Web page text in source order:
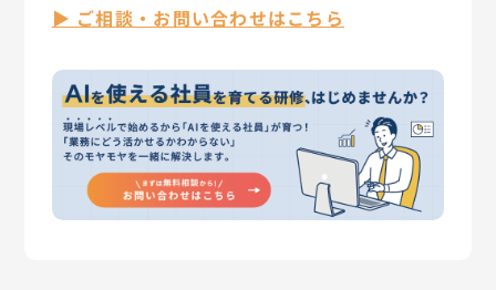
▶ ご相談・お問い合わせはこちら